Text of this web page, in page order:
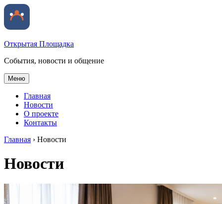
Открытая Площадка
События, новости и общение
Меню
Главная
Новости
О проекте
Контакты
Главная › Новости
Новости